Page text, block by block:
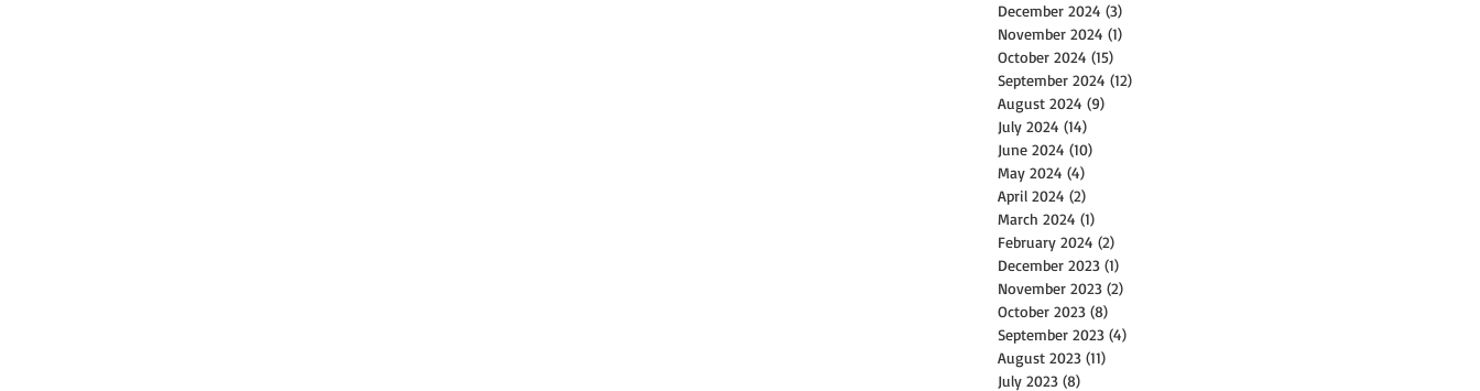
December 2024 (3)
November 2024 (1)
October 2024 (15)
September 2024 (12)
August 2024 (9)
July 2024 (14)
June 2024 (10)
May 2024 (4)
April 2024 (2)
March 2024 (1)
February 2024 (2)
December 2023 (1)
November 2023 (2)
October 2023 (8)
September 2023 (4)
August 2023 (11)
July 2023 (8)